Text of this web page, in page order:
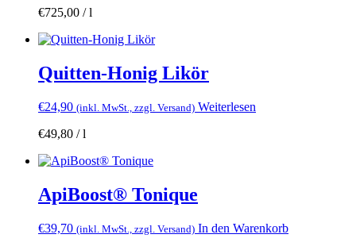
€725,00 /l
Quitten-Honig Likör
€24,90 (inkl. MwSt., zzgl. Versand) Weiterlesen
€49,80 /l
ApiBoost® Tonique
€39,70 (inkl. MwSt., zzgl. Versand) In den Warenkorb